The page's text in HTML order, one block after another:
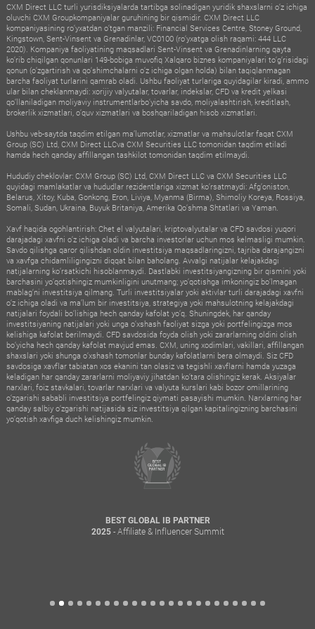
CXM Direct LLC turli yurisdiksiyalarda tartibga solinadigan yuridik shaxslarni o‘z ichiga
oluvchi CXM Groupkompaniyalar guruhining bir qismidir. CXM Direct LLC
kompaniyasining ro‘yxatdan o‘tgan manzili: Financial Services Centre, Stoney Ground,
Kingstown, Sent-Vinsent va Grenadinlar, VC0100 (ro‘yxatga olish raqami: 444 LLC
2020). Kompaniya faoliyatining maqsadlari Sent-Vinsent va Grenadinlarning qayta
ko‘rib chiqilgan qonunlari 149-bobiga muvofiq Xalqaro biznes kompaniyalari to‘g‘risidagi
qonun (o‘zgartirish va qo‘shimchalarni o‘z ichiga olgan holda) bilan taqiqlanmagan
barcha faoliyat turlarini qamrab oladi. Ushbu faoliyat turlariga quyidagilar kiradi, ammo
ular bilan cheklanmaydi: xorijiy valyutalar, tovarlar, indekslar, CFD va kredit yelkasi
qo‘llaniladigan moliyaviy instrumentlarbo‘yicha savdo, moliyalashtirish, kreditlash,
brokerlik xizmatlari, o‘quv xizmatlari va boshqariladigan hisob xizmatlari.
Ushbu veb-saytda taqdim etilgan ma’lumotlar, xizmatlar va mahsulotlar faqat CXM
Group (SC) Ltd, CXM Direct LLCva CXM Securities LLC tomonidan taqdim etiladi
hamda hech qanday affillangan tashkilot tomonidan taqdim etilmaydi.
Hududiy cheklovlar: CXM Group (SC) Ltd, CXM Direct LLC va CXM Securities LLC
quyidagi mamlakatlar va hududlar rezidentlariga xizmat ko‘rsatmaydi: Afg‘oniston,
Belarus, Xitoy, Kuba, Gonkong, Eron, Liviya, Myanma (Birma), Shimoliy Koreya, Rossiya,
Somali, Sudan, Ukraina, Buyuk Britaniya, Amerika Qo‘shma Shtatlari va Yaman.
Xavf haqida ogohlantirish: Chet el valyutalari, kriptovalyutalar va CFD savdosi yuqori
darajadagi xavfni o‘z ichiga oladi va barcha investorlar uchun mos kelmasligi mumkin.
Savdo qilishga qaror qilishdan oldin investitsiya maqsadlaringizni, tajriba darajangizni
va xavfga chidamliligingizni diqqat bilan baholang. Avvalgi natijalar kelajakdagi
natijalarning ko‘rsatkichi hisoblanmaydi. Dastlabki investitsiyangizning bir qismini yoki
barchasini yo‘qotishingiz mumkinligini unutmang; yo‘qotishga imkoningiz bo‘lmagan
mablag‘ni investitsiya qilmang. Turli investitsiyalar yoki aktivlar turli darajadagi xavfni
o‘z ichiga oladi va ma’lum bir investitsiya, strategiya yoki mahsulotning kelajakdagi
natijalari foydali bo‘lishiga hech qanday kafolat yo‘q. Shuningdek, har qanday
investitsiyaning natijalari yoki unga o‘xshash faoliyat sizga yoki portfelingizga mos
kelishiga kafolat berilmaydi. CFD savdosida foyda olish yoki zararlarning oldini olish
bo‘yicha hech qanday kafolat mavjud emas. CXM, uning xodimlari, vakillari, affillangan
shaxslari yoki shunga o‘xshash tomonlar bunday kafolatlarni bera olmaydi. Siz CFD
savdosiga xavflar tabiatan xos ekanini tan olasiz va tegishli xavflarni hamda yuzaga
keladigan har qanday zararlarni moliyaviy jihatdan ko‘tara olishingiz kerak. Aksiyalar
narxlari, foiz stavkalari, tovarlar narxlari va valyuta kurslari kabi bozor omillarining
o‘zgarishi sababli investitsiya portfelingiz qiymati pasayishi mumkin. Narxlarning har
qanday salbiy o‘zgarishi natijasida siz investitsiya qilgan kapitalingizning barchasini
yo‘qotish xavfiga duch kelishingiz mumkin.
BEST GLOBAL IB PARTNER
2025- Affiliate & Influencer Summit